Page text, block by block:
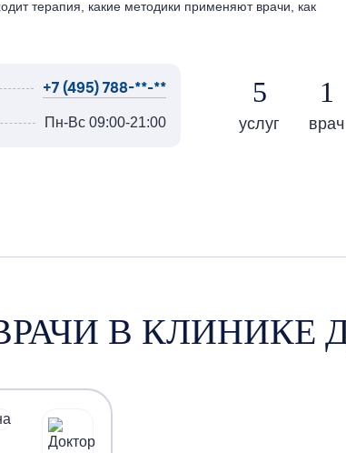
терапия, какие методики применяют врачи, как
+7 (495) 788-**-**
Пн-Вс 09:00-21:00
5
услуг
1
врач
В КЛИНИКЕ